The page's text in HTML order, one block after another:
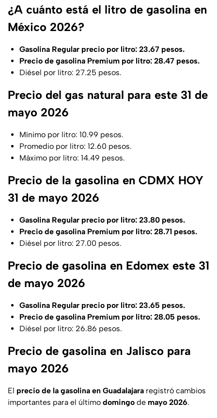
¿A cuánto está el litro de gasolina en
México 2026?
Gasolina Regular precio por litro: 23.67 pesos.
Precio de gasolina Premium por litro: 28.47 pesos.
Diésel por litro: 27.25 pesos.
Precio del gas natural para este 31 de
mayo 2026
Mínimo por litro: 10.99 pesos.
Promedio por litro: 12.60 pesos.
Máximo por litro: 14.49 pesos.
Precio de la gasolina en CDMX HOY
31 de mayo 2026
Gasolina Regular precio por litro: 23.80 pesos.
Precio de gasolina Premium por litro: 28.71 pesos.
Diésel por litro: 27.00 pesos.
Precio de gasolina en Edomex este 31
de mayo 2026
Gasolina Regular precio por litro: 23.65 pesos.
Precio de gasolina Premium por litro: 28.05 pesos.
Diésel por litro: 26.86 pesos.
Precio de gasolina en Jalisco para
mayo 2026
El precio de la gasolina en Guadalajara registró cambios
importantes para el último domingo de mayo 2026.